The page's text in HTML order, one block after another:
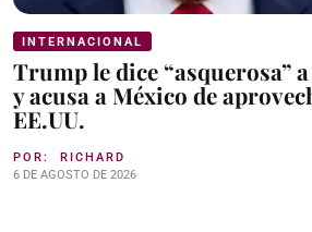
INTERNACIONAL
Trump le dice “asquerosa”
y acusa a México de
EE.UU.
POR: RICHARD
6 DE AGOSTO DE 2026